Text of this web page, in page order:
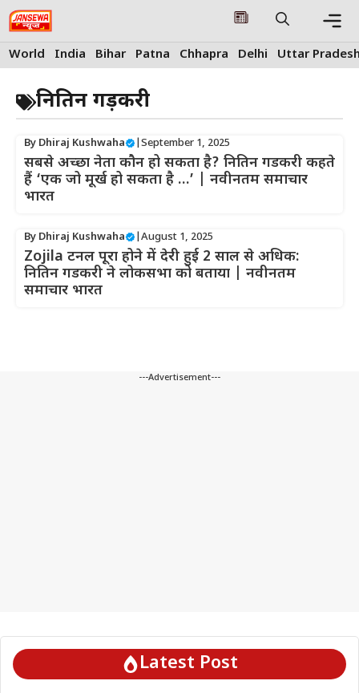
Skip
to
content
World India Bihar Patna Chhapra Delhi Uttar
नितिन गड़करी
By Dhiraj Kushwaha September 1, 2025
सबसे अच्छा नेता कौन हो सकता है? नितिन गडकरी कहते
हैं ‘एक जो मूर्ख हो सकता है …’ | नवीनतम समाचार
भारत
By Dhiraj Kushwaha August 1, 2025
Zojila टनल पूरा होने में देरी हुई 2 साल से अधिक:
नितिन गडकरी ने लोकसभा को बताया | नवीनतम
समाचार भारत
---Advertisement---
Latest Post